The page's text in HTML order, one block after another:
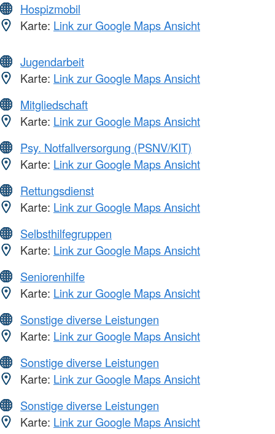
Hospizmobil
Karte: Link zur Google Maps Ansicht
Jugendarbeit
Karte: Link zur Google Maps Ansicht
Mitgliedschaft
Karte: Link zur Google Maps Ansicht
Psy. Notfallversorgung (PSNV/KIT)
Karte: Link zur Google Maps Ansicht
Rettungsdienst
Karte: Link zur Google Maps Ansicht
Selbsthilfegruppen
Karte: Link zur Google Maps Ansicht
Seniorenhilfe
Karte: Link zur Google Maps Ansicht
Sonstige diverse Leistungen
Karte: Link zur Google Maps Ansicht
Sonstige diverse Leistungen
Karte: Link zur Google Maps Ansicht
Sonstige diverse Leistungen
Karte: Link zur Google Maps Ansicht